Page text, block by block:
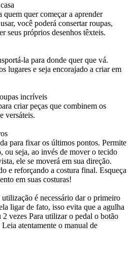
quem quer começar a aprender
você poderá consertar roupas,
seus próprios desenhos têxteis.
la para donde quer que vá.
lugares e seja encorajado a criar em
incríveis
criar peças que combinem os
versáteis.
para fixar os últimos pontos. Permite
ou seja, ao invés de mover o tecido
ele se moverá em sua direção.
e reforçando a costura final. Esqueça
em suas costuras!
é necessário dar o primeiro
ligar de fato, isso evita que a agulha
vezes Para utilizar o pedal o botão
atentamente o manual de